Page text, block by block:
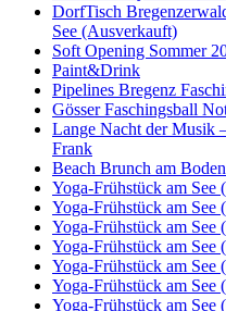
DorfTisch
See (Ausverkauft)
Soft Opening Sommer
Paint&Drink
Pipelines Bregenz
Gösser Faschingsball
Lange Nacht der Musik
Frank
Beach Brunch am
Yoga-Frühstück am See
Yoga-Frühstück am
Yoga-Frühstück am
Yoga-Frühstück am
Yoga-Frühstück am
Yoga-Frühstück am
Yoga-Frühstück am